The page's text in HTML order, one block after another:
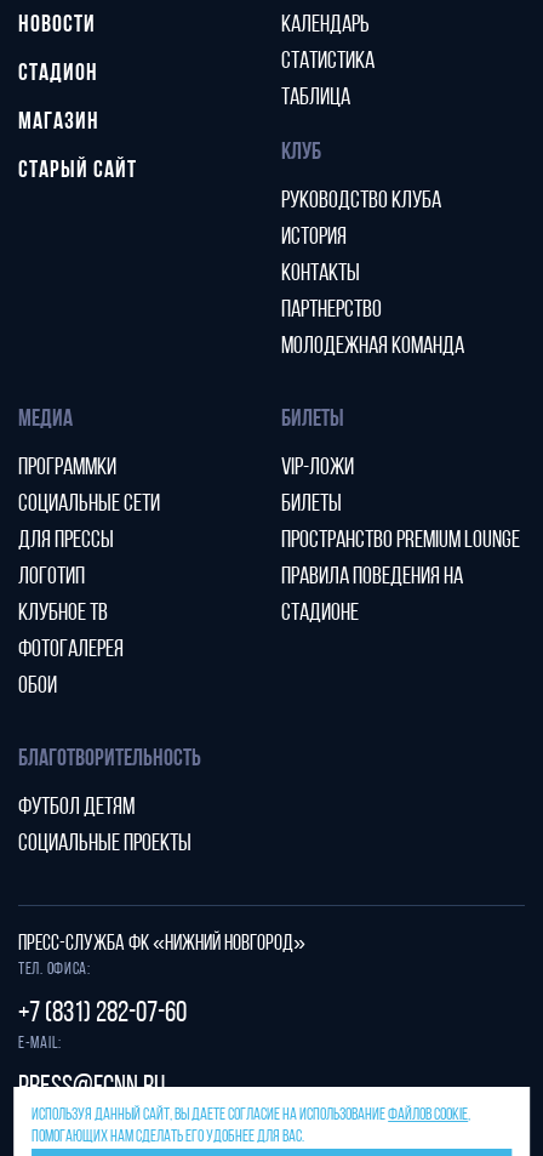
НОВОСТИ
СТАДИОН
МАГАЗИН
СТАРЫЙ САЙТ
КАЛЕНДАРЬ
СТАТИСТИКА
ТАБЛИЦА
КЛУБ
РУКОВОДСТВО КЛУБА
ИСТОРИЯ
КОНТАКТЫ
ПАРТНЕРСТВО
МОЛОДЕЖНАЯ КОМАНДА
МЕДИА
ПРОГРАММКИ
СОЦИАЛЬНЫЕ СЕТИ
ДЛЯ ПРЕССЫ
ЛОГОТИП
КЛУБНОЕ ТВ
ФОТОГАЛЕРЕЯ
ОБОИ
БИЛЕТЫ
VIP-ЛОЖИ
БИЛЕТЫ
ПРОСТРАНСТВО PREMIUM LOUNGE
ПРАВИЛА ПОВЕДЕНИЯ НА
СТАДИОНЕ
БЛАГОТВОРИТЕЛЬНОСТЬ
ФУТБОЛ ДЕТЯМ
СОЦИАЛЬНЫЕ ПРОЕКТЫ
Защита от спама reCAPTCHA.
Конфиденциальностьиусловия использования
ПРЕСС-СЛУЖБА ФК «НИЖНИЙ НОВГОРОД»
Тел. офиса:
+7 (831) 282-07-60
E-mail:
press@fcnn.ru
ИСПОЛЬЗУЯ ДАННЫЙ САЙТ, ВЫ ДАЕТЕ СОГЛАСИЕ НА ИСПОЛЬЗОВАНИЕФАЙЛОВ COOKIE,
ПОМОГАЮЩИХ НАМ СДЕЛАТЬ ЕГО УДОБНЕЕ ДЛЯ ВАС.